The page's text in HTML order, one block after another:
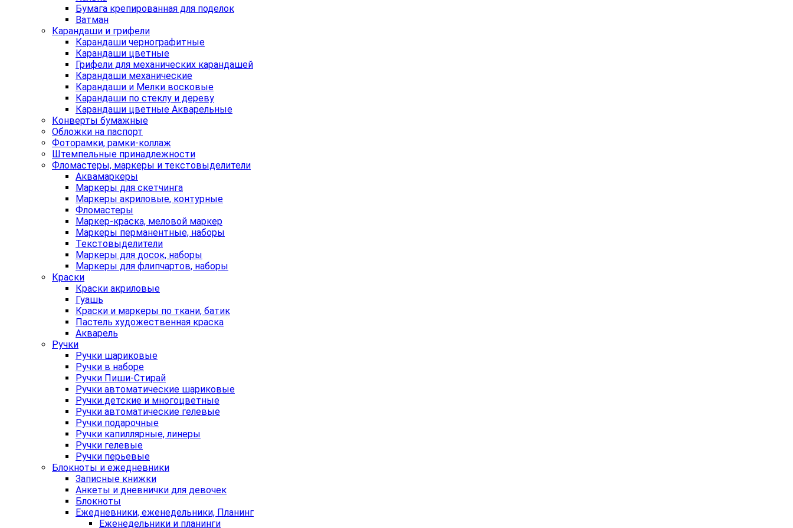
Бумага крепированная для поделок
Ватман
Карандаши и грифели
Карандаши чернографитные
Карандаши цветные
Грифели для механических карандашей
Карандаши механические
Карандаши и Мелки восковые
Карандаши по стеклу и дереву
Карандаши цветные Акварельные
Конверты бумажные
Обложки на паспорт
Фоторамки, рамки-коллаж
Штемпельные принадлежности
Фломастеры, маркеры и текстовыделители
Аквамаркеры
Маркеры для скетчинга
Маркеры акриловые, контурные
Фломастеры
Маркер-краска, меловой маркер
Маркеры перманентные, наборы
Текстовыделители
Маркеры для досок, наборы
Маркеры для флипчартов, наборы
Краски
Краски акриловые
Гуашь
Краски и маркеры по ткани, батик
Пастель художественная краска
Акварель
Ручки
Ручки шариковые
Ручки в наборе
Ручки Пиши-Стирай
Ручки автоматические шариковые
Ручки детские и многоцветные
Ручки автоматические гелевые
Ручки подарочные
Ручки капиллярные, линеры
Ручки гелевые
Ручки перьевые
Блокноты и ежедневники
Записные книжки
Анкеты и дневнички для девочек
Блокноты
Ежедневники, еженедельники, Планинг
Еженедельники и планинги